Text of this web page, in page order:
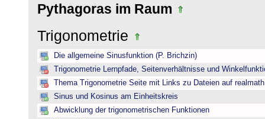
Pythagoras im Raum
Trigonometrie
Die allgemeine Sinusfunktion (P. Brichzin)
Trigonometrie Lernpfade, Seitenverhältnisse und
Thema Trigonometrie Seite mit Links zu Dateien auf
Sinus und Kosinus am Einheitskreis
Abwicklung der trigonometrischen Funktionen